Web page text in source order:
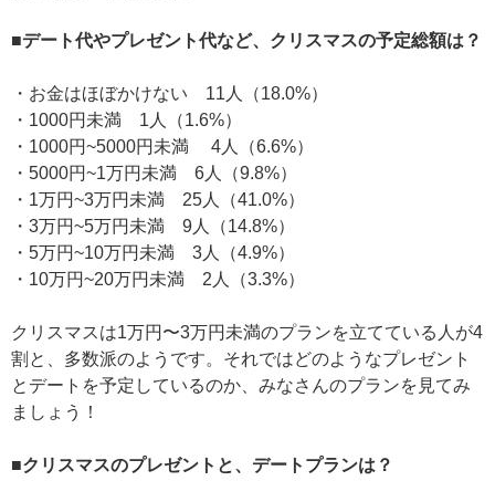
■デート代やプレゼント代など、クリスマスの予定総額は？
・お金はほぼかけない 11人（18.0%）
・1000円未満 1人（1.6%）
・1000円~5000円未満 4人（6.6%）
・5000円~1万円未満 6人（9.8%）
・1万円~3万円未満 25人（41.0%）
・3万円~5万円未満 9人（14.8%）
・5万円~10万円未満 3人（4.9%）
・10万円~20万円未満 2人（3.3%）
クリスマスは1万円〜3万円未満のプランを立てている人が4
割と、多数派のようです。それではどのようなプレゼント
とデートを予定しているのか、みなさんのプランを見てみ
ましょう！
■クリスマスのプレゼントと、デートプランは？